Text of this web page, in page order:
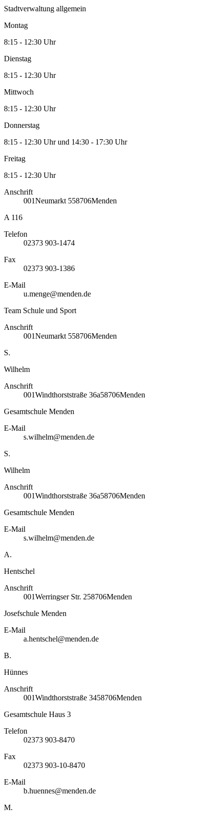
Stadtverwaltung allgemein
Montag
8:15 - 12:30 Uhr
Dienstag
8:15 - 12:30 Uhr
Mittwoch
8:15 - 12:30 Uhr
Donnerstag
8:15 - 12:30 Uhr und 14:30 - 17:30 Uhr
Freitag
8:15 - 12:30 Uhr
Anschrift
001Neumarkt 558706Menden
A 116
Telefon
02373 903-1474
Fax
02373 903-1386
E-Mail
u.menge@menden.de
Team Schule und Sport
Anschrift
001Neumarkt 558706Menden
S.
Wilhelm
Anschrift
001Windthorststraße 36a58706Menden
Gesamtschule Menden
E-Mail
s.wilhelm@menden.de
S.
Wilhelm
Anschrift
001Windthorststraße 36a58706Menden
Gesamtschule Menden
E-Mail
s.wilhelm@menden.de
A.
Hentschel
Anschrift
001Werringser Str. 258706Menden
Josefschule Menden
E-Mail
a.hentschel@menden.de
B.
Hünnes
Anschrift
001Windthorststraße 3458706Menden
Gesamtschule Haus 3
Telefon
02373 903-8470
Fax
02373 903-10-8470
E-Mail
b.huennes@menden.de
M.